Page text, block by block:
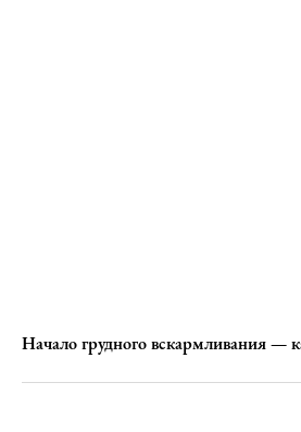
Начало грудного вскармливания —